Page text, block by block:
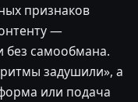
признаков
—
без самообмана.
задушили», а
или подача